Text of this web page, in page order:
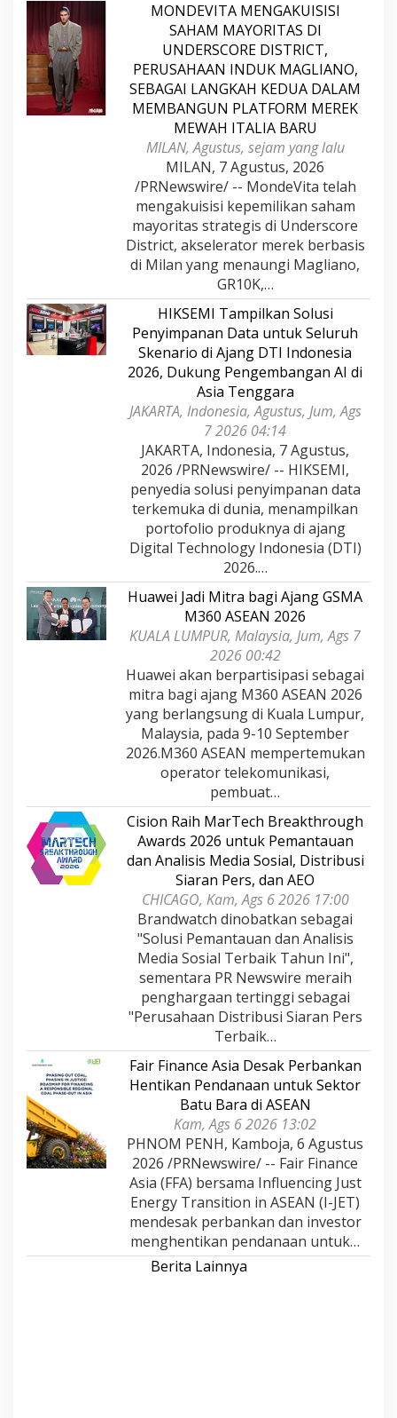
MONDEVITA MENGAKUISISI
SAHAM MAYORITAS DI
UNDERSCORE DISTRICT,
PERUSAHAAN INDUK MAGLIANO,
SEBAGAI LANGKAH KEDUA DALAM
MEMBANGUN PLATFORM MEREK
MEWAH ITALIA BARU
MILAN, Agustus, sejam yang lalu
MILAN, 7 Agustus, 2026
/PRNewswire/ -- MondeVita telah
mengakuisisi kepemilikan saham
mayoritas strategis di Underscore
District, akselerator merek berbasis
di Milan yang menaungi Magliano,
GR10K,…
HIKSEMI Tampilkan Solusi
Penyimpanan Data untuk Seluruh
Skenario di Ajang DTI Indonesia
2026, Dukung Pengembangan AI di
Asia Tenggara
JAKARTA, Indonesia, Agustus, Jum, Ags
7 2026 04:14
JAKARTA, Indonesia, 7 Agustus,
2026 /PRNewswire/ -- HIKSEMI,
penyedia solusi penyimpanan data
terkemuka di dunia, menampilkan
portofolio produknya di ajang
Digital Technology Indonesia (DTI)
2026.…
Huawei Jadi Mitra bagi Ajang GSMA
M360 ASEAN 2026
KUALA LUMPUR, Malaysia, Jum, Ags 7
2026 00:42
Huawei akan berpartisipasi sebagai
mitra bagi ajang M360 ASEAN 2026
yang berlangsung di Kuala Lumpur,
Malaysia, pada 9-10 September
2026.M360 ASEAN mempertemukan
operator telekomunikasi,
pembuat…
Cision Raih MarTech Breakthrough
Awards 2026 untuk Pemantauan
dan Analisis Media Sosial, Distribusi
Siaran Pers, dan AEO
CHICAGO, Kam, Ags 6 2026 17:00
Brandwatch dinobatkan sebagai
"Solusi Pemantauan dan Analisis
Media Sosial Terbaik Tahun Ini",
sementara PR Newswire meraih
penghargaan tertinggi sebagai
"Perusahaan Distribusi Siaran Pers
Terbaik…
Fair Finance Asia Desak Perbankan
Hentikan Pendanaan untuk Sektor
Batu Bara di ASEAN
Kam, Ags 6 2026 13:02
PHNOM PENH, Kamboja, 6 Agustus
2026 /PRNewswire/ -- Fair Finance
Asia (FFA) bersama Influencing Just
Energy Transition in ASEAN (I-JET)
mendesak perbankan dan investor
menghentikan pendanaan untuk…
Berita Lainnya